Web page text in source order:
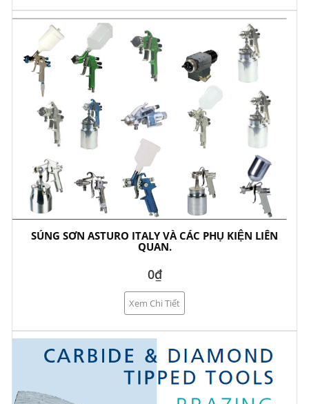
SÚNG SƠN ASTURO ITALY VÀ CÁC PHỤ KIỆN LIÊN
QUAN.
0₫
Xem Chi Tiết